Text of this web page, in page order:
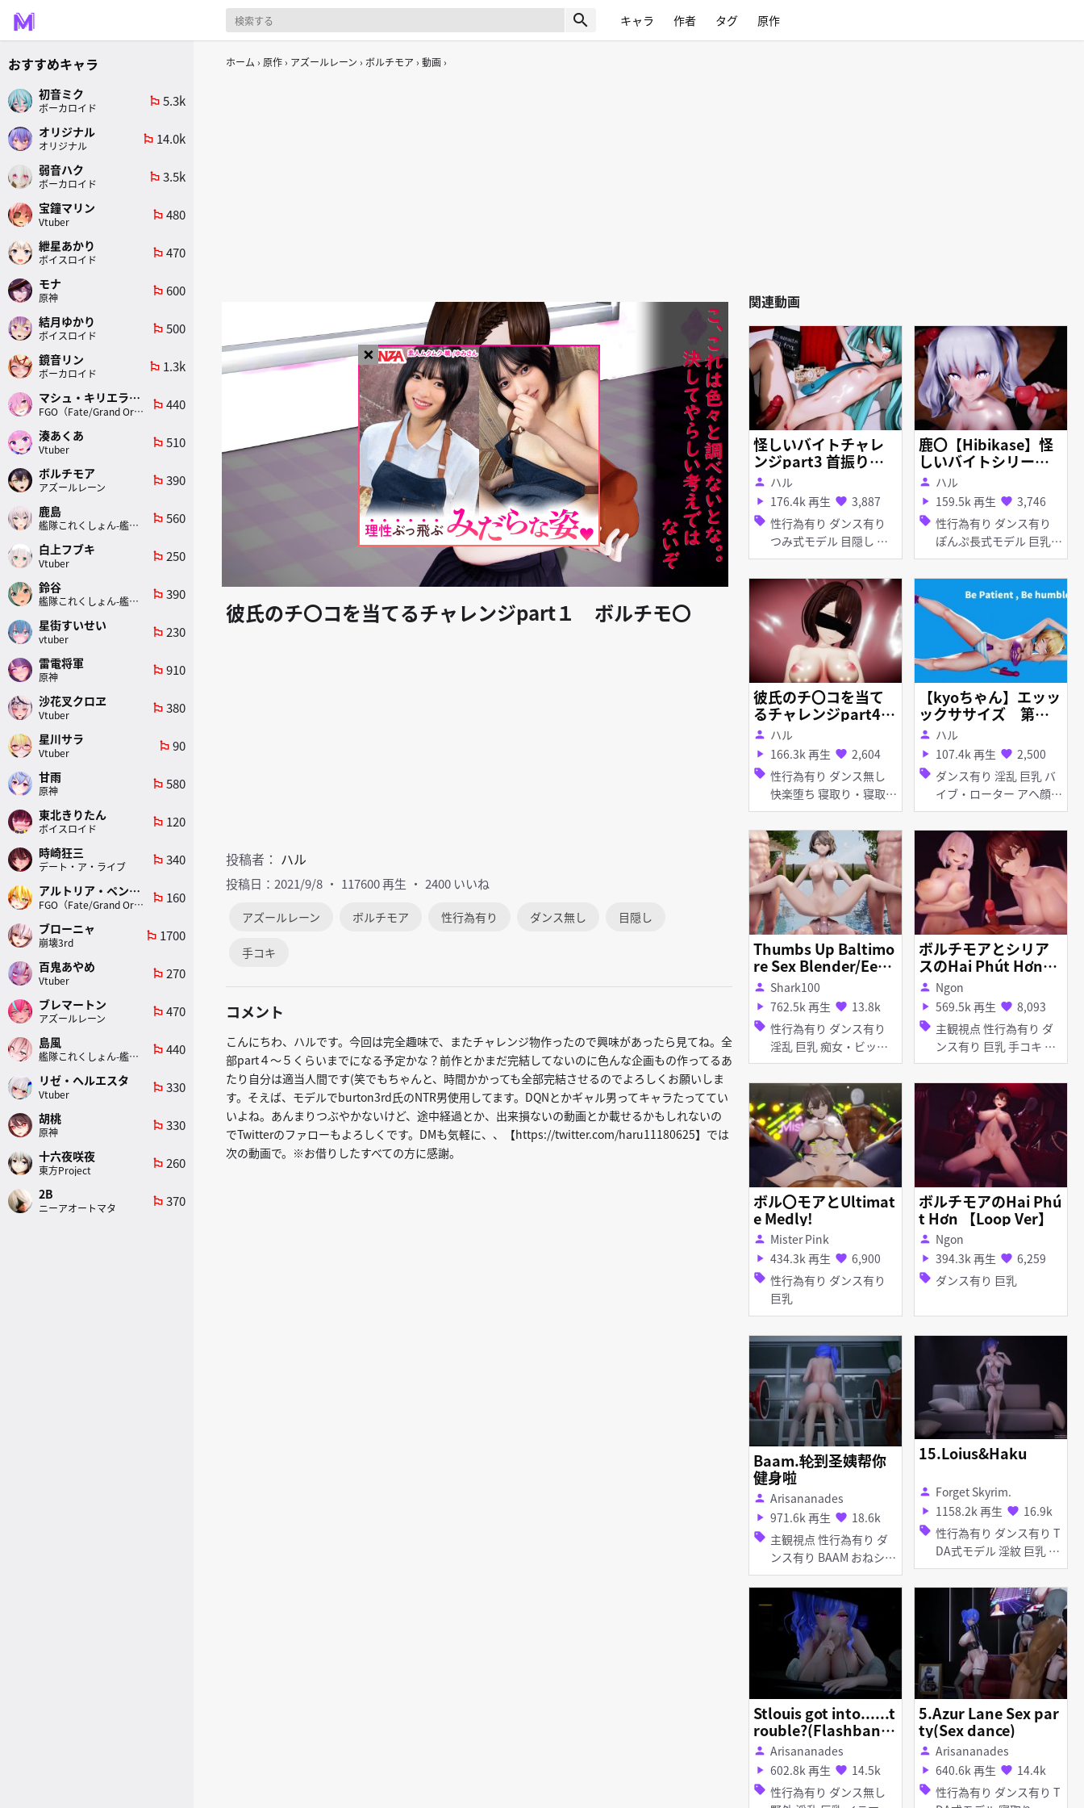
search キャラ 作者 タグ 原作
ホーム 原作 アズールレーン ボルチモア 動画
play_arrow
×
彼氏のチ〇コを当てるチャレンジpart１ ボルチモ〇
投稿者： ハル
投稿日：2021/9/8 117600 再生 2400 いいね
アズールレーン ボルチモア 性行為有り ダンス無し 目隠し
手コキ
コメント
こんにちわ、ハルです。今回は完全趣味で、またチャレンジ物作ったので興味があったら見てね。全
部part４～５くらいまでになる予定かな？前作とかまだ完結してないのに色んな企画もの作ってるあ
たり自分は適当人間です(笑でもちゃんと、時間かかっても全部完結させるのでよろしくお願いしま
す。そえば、モデルでburton3rd氏のNTR男使用してます。DQNとかギャル男ってキャラたっててい
いよね。あんまりつぶやかないけど、途中経過とか、出来損ないの動画とか載せるかもしれないの
でTwitterのファローもよろしくです。DMも気軽に、、【https://twitter.com/haru11180625】では
次の動画で。※お借りしたすべての方に感謝。
関連動画
怪しいバイトチャレ
ンジpart3 首振りダ
ンスサード
person ハル
play_arrow 176.4k 再生 favorite 3,887
sell 性行為有り ダンス有り
つみ式モデル 目隠し 手
コキ フェラ
鹿〇【Hibikase】怪
しいバイトシリーズp
art2
person ハル
play_arrow 159.5k 再生 favorite 3,746
sell 性行為有り ダンス有り
ぽんぷ長式モデル 巨乳
紳士ハンド 手コキ フェ
ラ
彼氏のチ〇コを当て
るチャレンジpart4
ボルチモ〇
person ハル
play_arrow 166.3k 再生 favorite 2,604
sell 性行為有り ダンス無し
快楽堕ち 寝取り・寝取ら
れ(NTR) 巨乳
【kyoちゃん】エッッ
ックササイズ 第一
第二体操ver
person ハル
play_arrow 107.4k 再生 favorite 2,500
sell ダンス有り 淫乱 巨乳 バ
イブ・ローター アヘ顔
お漏らし・潮吹き 羞恥
紳士ハンド 性行為有り
Thumbs Up Baltimo
re Sex Blender/Eeve
e
person Shark100
play_arrow 762.5k 再生 favorite 13.8k
sell 性行為有り ダンス有り
淫乱 巨乳 痴女・ビッチ
手コキ フェラ 乱交
ボルチモアとシリア
スのHai Phút Hơn
【FAP Ver】
person Ngon
play_arrow 569.5k 再生 favorite 8,093
sell 主観視点 性行為有り ダ
ンス有り 巨乳 手コキ 女
性上位
ボル〇モアとUltimat
e Medly!
person Mister Pink
play_arrow 434.3k 再生 favorite 6,900
sell 性行為有り ダンス有り
巨乳
ボルチモアのHai Phú
t Hơn 【Loop Ver】
person Ngon
play_arrow 394.3k 再生 favorite 6,259
sell ダンス有り 巨乳
Baam.轮到圣姨帮你
健身啦
person Arisananades
play_arrow 971.6k 再生 favorite 18.6k
sell 主観視点 性行為有り ダ
ンス有り BAAM おねショ
タ 寝取り・寝取られ(NT
R) 淫乱 巨乳 乱交
15.Loius&Haku
person Forget Skyrim.
play_arrow 1158.2k 再生 favorite 16.9k
sell 性行為有り ダンス有り T
DA式モデル 淫紋 巨乳 脱
衣 バイブ・ローター
Stlouis got into......t
rouble?(Flashbang
fixed)
person Arisananades
play_arrow 602.8k 再生 favorite 14.5k
sell 性行為有り ダンス無し
5.Azur Lane Sex par
ty(Sex dance)
person Arisananades
play_arrow 640.6k 再生 favorite 14.4k
sell 性行為有り ダンス有り T
おすすめキャラ
初音ミク
ボーカロイド
emoji_flags 5.3k
オリジナル
オリジナル
emoji_flags 14.0k
弱音ハク
ボーカロイド
emoji_flags 3.5k
宝鐘マリン
Vtuber
emoji_flags 480
紲星あかり
ボイスロイド
emoji_flags 470
モナ
原神
emoji_flags 600
結月ゆかり
ボイスロイド
emoji_flags 500
鏡音リン
ボーカロイド
emoji_flags 1.3k
マシュ・キリエライト
FGO（Fate/Grand Order）
emoji_flags 440
湊あくあ
Vtuber
emoji_flags 510
ボルチモア
アズールレーン
emoji_flags 390
鹿島
艦隊これくしょん-艦これ-
emoji_flags 560
白上フブキ
Vtuber
emoji_flags 250
鈴谷
艦隊これくしょん-艦これ-
emoji_flags 390
星街すいせい
vtuber
emoji_flags 230
雷電将軍
原神
emoji_flags 910
沙花叉クロヱ
Vtuber
emoji_flags 380
星川サラ
Vtuber
emoji_flags 90
甘雨
原神
emoji_flags 580
東北きりたん
ボイスロイド
emoji_flags 120
時崎狂三
デート・ア・ライブ
emoji_flags 340
アルトリア・ペンドラゴン(ランサー)
FGO（Fate/Grand Order）
emoji_flags 160
ブローニャ
崩壊3rd
emoji_flags 1700
百鬼あやめ
Vtuber
emoji_flags 270
ブレマートン
アズールレーン
emoji_flags 470
島風
艦隊これくしょん-艦これ-
emoji_flags 440
リゼ・ヘルエスタ
Vtuber
emoji_flags 330
胡桃
原神
emoji_flags 330
十六夜咲夜
東方Project
emoji_flags 260
2B
ニーアオートマタ
emoji_flags 370